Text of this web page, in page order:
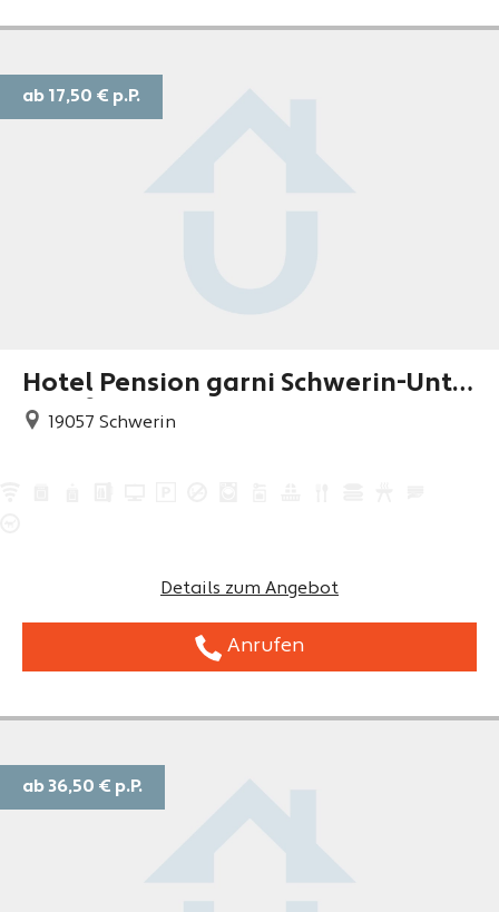
Hotel Pension garni Schwerin-Unte
rkunft
19057 Schwerin
Details zum Angebot
Anrufen
ab 17,50 € p.P.
ab 36,50 € p.P.